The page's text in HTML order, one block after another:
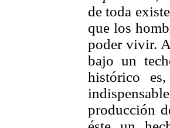
de toda
que los
poder vivir.
bajo un
histórico
producción